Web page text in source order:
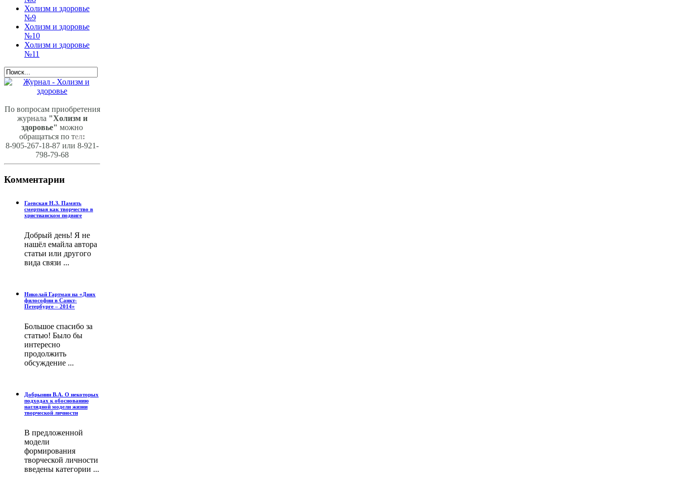
Холизм и здоровье
№9
Холизм и здоровье
№10
Холизм и здоровье
№11
По вопросам приобретения
журнала "Холизм и
здоровье" можно
обращаться по тел:
8-905-267-18-87 или 8-921-
798-79-68
Комментарии
Гаевская Н.З. Память
смертная как творчество в
христианском подвиге
Добрый день! Я не
нашёл емайла автора
статьи или другого
вида связи ...
Николай Гартман на «Днях
философии в Санкт-
Петербурге – 2014»
Большое спасибо за
статью! Было бы
интересно
продолжить
обсуждение ...
Добрынин В.А. О некоторых
подходах к обоснованию
наглядной модели жизни
творческой личности
В предложенной
модели
формирования
творческой личности
введены категории ...